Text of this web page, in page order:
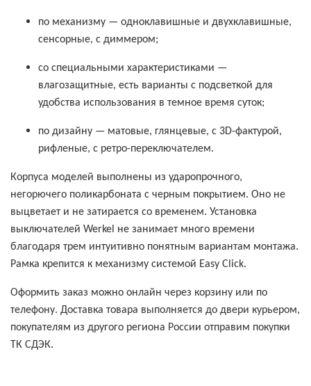
по механизму — одноклавишные и двухклавишные,
сенсорные, с диммером;
со специальными характеристиками —
влагозащитные, есть варианты с подсветкой для
удобства использования в темное время суток;
по дизайну — матовые, глянцевые, с 3D-фактурой,
рифленые, с ретро-переключателем.
Корпуса моделей выполнены из ударопрочного,
негорючего поликарбоната с черным покрытием. Оно не
выцветает и не затирается со временем. Установка
выключателей Werkel не занимает много времени
благодаря трем интуитивно понятным вариантам монтажа.
Рамка крепится к механизму системой Easy Click.
Оформить заказ можно онлайн через корзину или по
телефону. Доставка товара выполняется до двери курьером,
покупателям из другого региона России отправим покупки
ТК СДЭК.